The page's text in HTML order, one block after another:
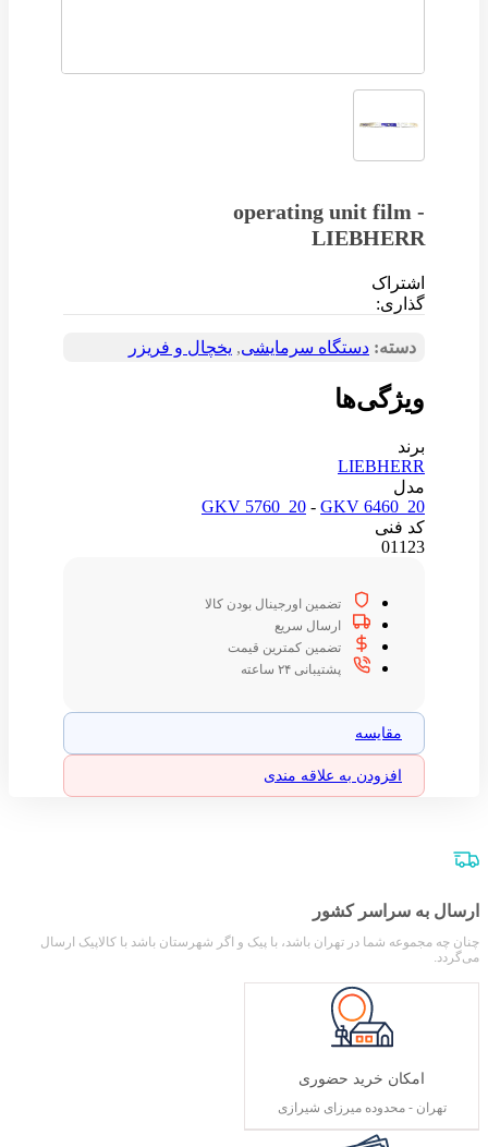
operating unit film -
LIEBHERR
اشتراک
گذاری:
دسته: دستگاه سرمایشی, یخچال و فریزر
ویژگی‌ها
برند
LIEBHERR
مدل
GKV 5760_20 - GKV 6460_20
کد فنی
01123
تضمین اورجینال بودن کالا
ارسال سریع
تضمین کمترین قیمت
پشتیبانی ۲۴ ساعته
مقایسه
افزودن به علاقه مندی
ارسال به سراسر کشور
چنان چه مجموعه شما در تهران باشد، با پیک و اگر شهرستان باشد با کالاپیک ارسال
می‌گردد.
امکان خرید حضوری
تهران - محدوده میرزای شیرازی